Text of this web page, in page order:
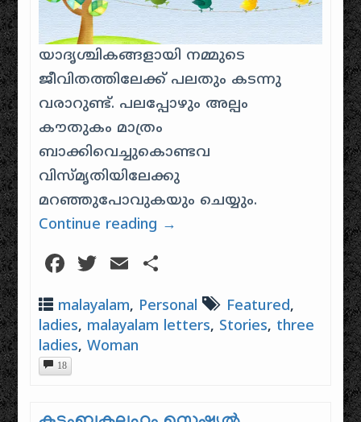
യാദൃശ്ചികങ്ങളായി നമ്മുടെ
ജീവിതത്തിലേക്ക് പലതും കടന്നു
വരാറുണ്ട്. പലപ്പോഴും അല്പം
കൗതുകം മാത്രം
ബാക്കിവെച്ചുകൊണ്ടവ
വിസ്‌മൃതിയിലേക്കു
മറഞ്ഞുപോവുകയും ചെയ്യും.
Continue reading →
Facebook
Twitter
Email
malayalam, Personal Featured,
ladies, malayalam letters, Stories, three
ladies,Woman
18